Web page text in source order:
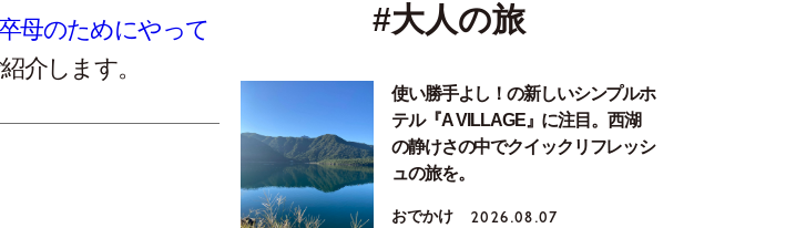
母のためにやって
介します。
#大人の旅
使い勝手よし！の新しいシンプルホ
テル『A VILLAGE』に注目。西湖
の静けさの中でクイックリフレッシ
ュの旅を。
おでかけ 2026.08.07